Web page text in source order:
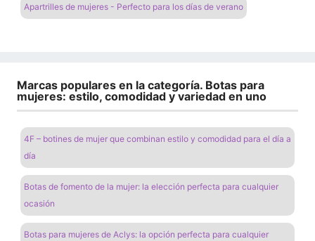
Apartrilles de mujeres - Perfecto para los días de verano
Marcas populares en la categoría. Botas para
mujeres: estilo, comodidad y variedad en uno
4F – botines de mujer que combinan estilo y comodidad para el día a
día
Botas de fomento de la mujer: la elección perfecta para cualquier
ocasión
Botas para mujeres de Aclys: la opción perfecta para cualquier